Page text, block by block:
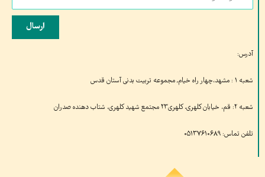
ارسال
آدرس:
شعبه ۱ : مشهد،چهار راه خیام, مجموعه تربیت بدنی آستان قدس
شعبه ۲: قم، خیابان کلهری، کلهری۲۳ مجتمع شهید کلهری، شتاب دهنده صدران
تلفن تماس: ۰۵۱۳۷۶۱۰۶۸۹